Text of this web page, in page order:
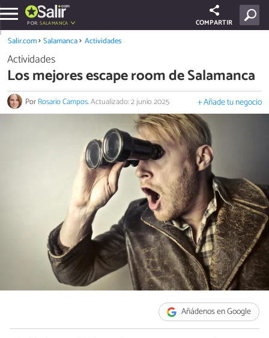
POR:SALAMANCA COMPARTIR
Salir.com Salamanca Actividades
Actividades
Los mejores escape room de Salamanca
PorRosario Campos.Actualizado: 2 junio 2025 + Añade tu negocio
Añádenos en Google